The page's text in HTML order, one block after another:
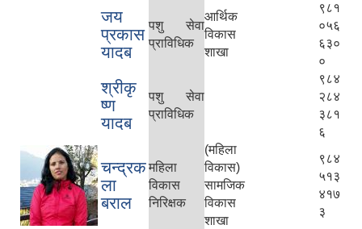
जय
प्रकास
यादब
पशु सेवा
प्राविधिक
आर्थिक
विकास
शाखा
९८१
०५६
६३०
०
श्रीकृ
ष्ण
यादब
पशु सेवा
प्राविधिक
९८४
२८४
३८१
६
चन्द्रक
ला
बराल
महिला
विकास
निरिक्षक
(महिला
विकास)
सामजिक
विकास
शाखा
९८४
५१३
४१७
३